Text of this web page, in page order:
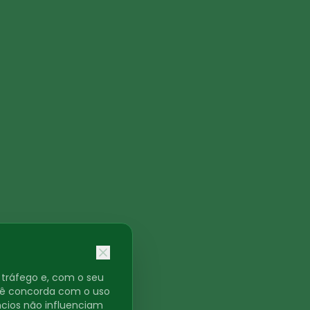
e, com o seu
concorda com o uso
não influenciam